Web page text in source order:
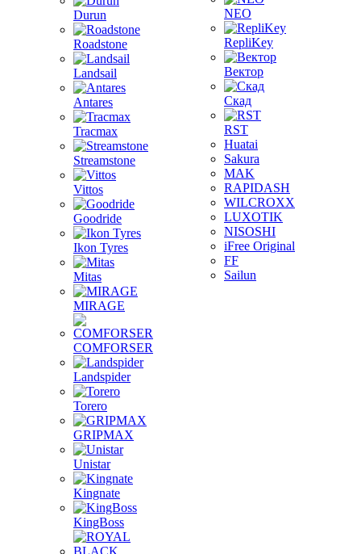
Durun
Roadstone
Landsail
Antares
Tracmax
Streamstone
Vittos
Goodride
Ikon Tyres
Mitas
MIRAGE
COMFORSER
Landspider
Torero
GRIPMAX
Unistar
Kingnate
KingBoss
NEO
RepliKey
Вектор
Скад
RST
Huatai
Sakura
MAK
RAPIDASH
WILCROXX
LUXOTIK
NISOSHI
iFree Original
FF
Sailun